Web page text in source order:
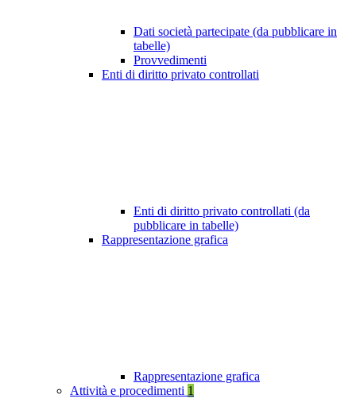
Dati società partecipate (da pubblicare in
tabelle)
Provvedimenti
Enti di diritto privato controllati
Enti di diritto privato controllati (da
pubblicare in tabelle)
Rappresentazione grafica
Rappresentazione grafica
Attività e procedimenti 1